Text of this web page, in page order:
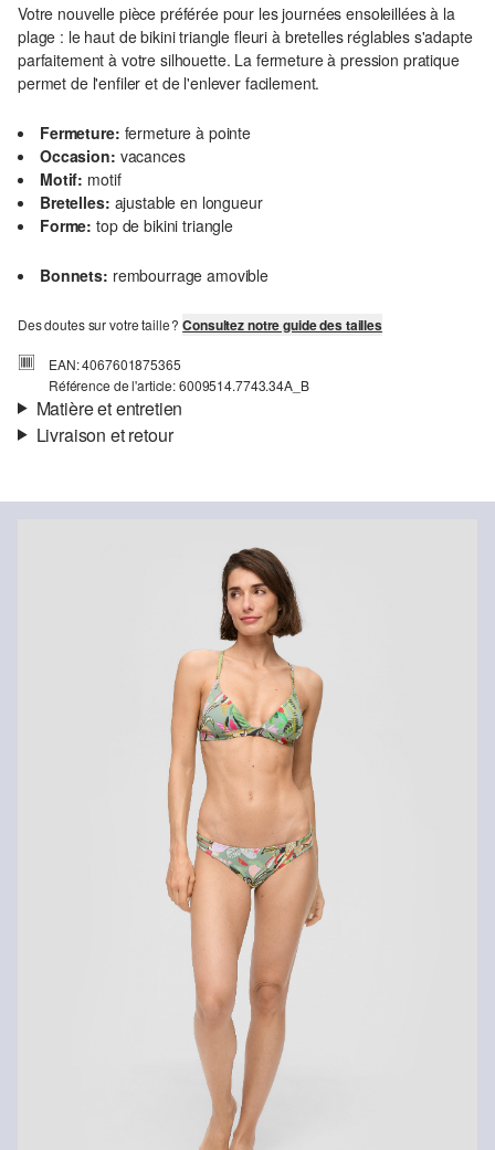
Votre nouvelle pièce préférée pour les journées ensoleillées à la
plage : le haut de bikini triangle fleuri à bretelles réglables s'adapte
parfaitement à votre silhouette. La fermeture à pression pratique
permet de l'enfiler et de l'enlever facilement.
Fermeture: fermeture à pointe
Occasion: vacances
Motif: motif
Bretelles: ajustable en longueur
Forme: top de bikini triangle
Bonnets: rembourrage amovible
Des doutes sur votre taille ?Consultez notre guide des tailles
EAN: 4067601875365
Référence de l'article: 6009514.7743.34A_B
Matière et entretien
Livraison et retour
Tu peux nous renvoyer tes articles gratuitement dans un délai de
14 jours. Nous prenons en charge les frais de retour. Si tu
possèdes notre s.Oliver Card, tu peux même retourner les articles
gratuitement dans les 30 jours.